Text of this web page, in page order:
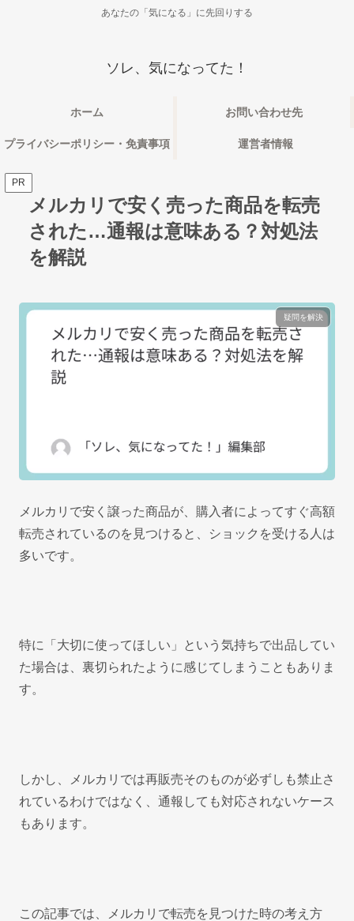
あなたの「気になる」に先回りする
ソレ、気になってた！
ホーム お問い合わせ先
プライバシーポリシー・免責事項 運営者情報
PR
メルカリで安く売った商品を転売
された…通報は意味ある？対処法
を解説
疑問を解決
メルカリで安く譲った商品が、購入者によってすぐ高額
転売されているのを見つけると、ショックを受ける人は
多いです。
特に「大切に使ってほしい」という気持ちで出品してい
た場合は、裏切られたように感じてしまうこともありま
す。
しかし、メルカリでは再販売そのものが必ずしも禁止さ
れているわけではなく、通報しても対応されないケース
もあります。
この記事では、メルカリで転売を見つけた時の考え方